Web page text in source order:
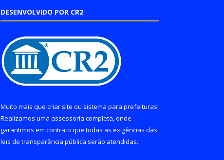
DESENVOLVIDO POR CR2
Muito mais que criar site ou sistema para prefeituras!
Realizamos uma assessoria completa, onde
garantimos em contrato que todas as exigências das
leis de transparência pública serão atendidas.